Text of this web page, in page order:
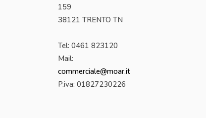
159
38121 TRENTO TN
Tel: 0461 823120
Mail:
commerciale@moar.it
P.iva: 01827230226